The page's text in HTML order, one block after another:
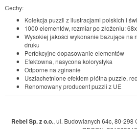
Cechy:
Kolekcja puzzli z ilustracjami polskich i
1000 elementów, rozmiar po złożeniu:
Wysokiej jakości wykonanie bazujące na
druku
Perfekcyjne dopasowanie elementów
Efektowna, nasycona kolorystyka
Odporne na zginanie
Uszlachetnione efektem płótna puzzle,
Renomowany producent puzzli z UE
Rebel Sp. z o.o., ul. Budowlanych 64c, 80-298